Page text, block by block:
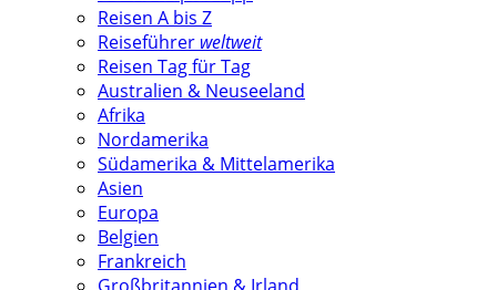
Reisen A bis Z
Reiseführer weltweit
Reisen Tag für Tag
Australien & Neuseeland
Afrika
Nordamerika
Südamerika & Mittelamerika
Asien
Europa
Belgien
Frankreich